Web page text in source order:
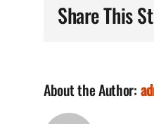
Share This
About the Author: